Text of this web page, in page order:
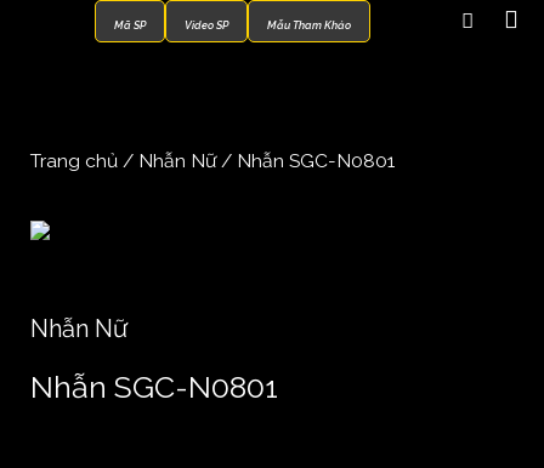
Mã SP Video SP Mẫu Tham Khảo
Trang chủ / Nhẫn Nữ/ Nhẫn SGC-N0801
Nhẫn Nữ
Nhẫn SGC-N0801